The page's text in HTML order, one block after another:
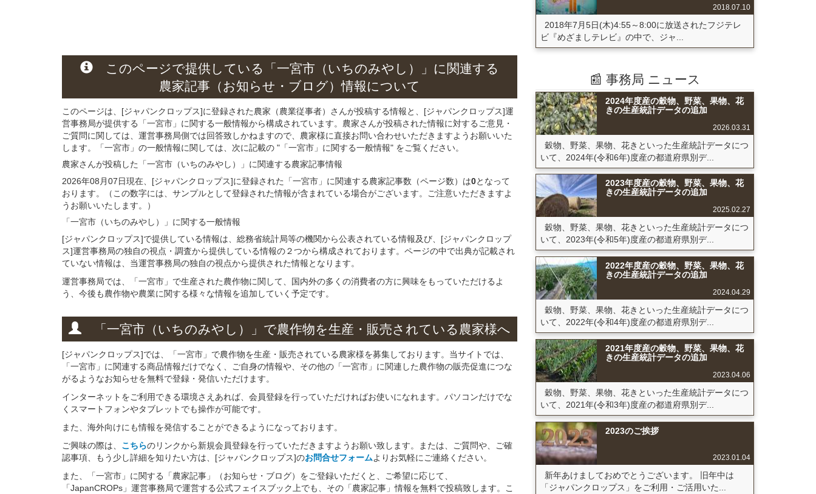
このページで提供している 「一宮市（いちのみやし）」 に関連する
農家記事（お知らせ・ブログ）情報について
このページは、[ジャパンクロップス]に登録された農家（農業従事者）さんが投稿する情報と、[ジャパンクロップス]運
営事務局が提供する「一宮市」に関する一般情報から構成されています。農家さんが投稿された情報に対するご意見・
ご質問に関しては、運営事務局側では回答致しかねますので、農家様に直接お問い合わせいただきますようお願いいた
します。「一宮市」の一般情報に関しては、次に記載の "「一宮市」に関する一般情報" をご覧ください。
農家さんが投稿した「一宮市（いちのみやし）」 に関連する農家記事情報
2026年08月07日現在、[ジャパンクロップス]に登録された「一宮市」に関連する農家記事数（ページ数）は0となって
おります。（この数字には、サンプルとして登録された情報が含まれている場合がございます。ご注意いただきますよ
うお願いいたします。）
「一宮市（いちのみやし）」 に関する一般情報
[ジャパンクロップス]で提供している情報は、総務省統計局等の機関から公表されている情報及び、[ジャパンクロップ
ス]運営事務局の独自の視点・調査から提供している情報の２つから構成されております。ページの中で出典が記載され
ていない情報は、当運営事務局の独自の視点から提供された情報となります。
運営事務局では、「一宮市」で生産された農作物に関して、国内外の多くの消費者の方に興味をもっていただけるよ
う、今後も農作物や農業に関する様々な情報を追加していく予定です。
「一宮市（いちのみやし）」 で農作物を生産・販売されている 農家様へ
[ジャパンクロップス]では、「一宮市」で農作物を生産・販売されている農家様を募集しております。当サイトでは、
「一宮市」に関連する商品情報だけでなく、ご自身の情報や、その他の「一宮市」に関連した農作物の販売促進につな
がるようなお知らせを無料で登録・発信いただけます。
インターネットをご利用できる環境さえあれば、会員登録を行っていただければお使いになれます。パソコンだけでな
くスマートフォンやタブレットでも操作が可能です。
また、海外向けにも情報を発信することができるようになっております。
ご興味の際は、 こちらのリンクから新規会員登録を行っていただきますようお願い致します。または、ご質問や、ご確
認事項、もう少し詳細を知りたい方は、[ジャパンクロップス]のお問合せフォームよりお気軽にご連絡ください。
また、「一宮市」に関する「農家記事」（お知らせ・ブログ）をご登録いただくと、ご希望に応じて、
「JapanCROPs」運営事務局で運営する公式フェイスブック上でも、その「農家記事」情報を無料で投稿致します。こ
2018.07.10
2018年7月5日(木)4:55～8:00に放送されたフジテレ
ビ『めざましテレビ』の中で、ジャ...
📰 事務局 ニュース
2024年度産の穀物、野菜、果物、花
きの生産統計データの追加
2026.03.31
穀物、野菜、果物、花きといった生産統計データにつ
いて、2024年(令和6年)度産の都道府県別デ...
2023年度産の穀物、野菜、果物、花
きの生産統計データの追加
2025.02.27
穀物、野菜、果物、花きといった生産統計データにつ
いて、2023年(令和5年)度産の都道府県別デ...
2022年度産の穀物、野菜、果物、花
きの生産統計データの追加
2024.04.29
穀物、野菜、果物、花きといった生産統計データにつ
いて、2022年(令和4年)度産の都道府県別デ...
2021年度産の穀物、野菜、果物、花
きの生産統計データの追加
2023.04.06
穀物、野菜、果物、花きといった生産統計データにつ
いて、2021年(令和3年)度産の都道府県別デ...
2023のご挨拶
2023.01.04
新年あけましておめでとうございます。 旧年中は
「ジャパンクロップス」をご利用・ご活用いた...